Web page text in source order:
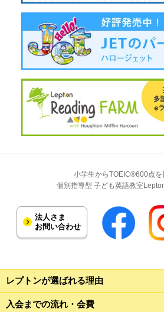
小学生からTOEIC®600点を
個別指導型 子ども英語教室
法人さま
お問い合わせ
レプトンが選ばれる理由
入会までの流れ・会費